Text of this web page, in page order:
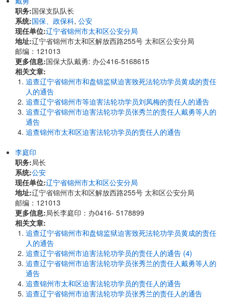
职务:国保支队队长
系统:国保、政保科, 公安
现任单位:辽宁省锦州市太和区公安分局
地址:辽宁省锦州市太和区解放西路255号 太和区公安分局
邮编：121013
更多信息:国保大队戴勇: 办公416-5168615
相关文章:
追查辽宁省锦州市和盘锦监狱迫害致死法轮功学员黄成的责任
人的通告
追查辽宁省锦州市等迫害法轮功学员刘凤梅的责任人的通告
追查辽宁省锦州市迫害法轮功学员张秀兰的责任人戴勇等人的
通告
追查锦州市太和区迫害法轮功学员的责任人的通告
李庭印
职务:局长
系统:公安
现任单位:辽宁省锦州市太和区公安分局
地址:辽宁省锦州市太和区解放西路255号 太和区公安分局
邮编：121013
更多信息:局长李庭印：办0416- 5178899
相关文章:
追查辽宁省锦州市和盘锦监狱迫害致死法轮功学员黄成的责任
人的通告
追查辽宁省锦州市迫害法轮功学员的责任人的通告 (4)
追查辽宁省锦州市迫害法轮功学员张秀兰的责任人戴勇等人的
通告
追查锦州市太和区迫害法轮功学员的责任人的通告
追查辽宁省锦州市迫害法轮功学员张秀兰的责任人的通告